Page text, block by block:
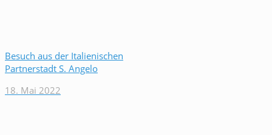
Besuch aus der Italienischen
Partnerstadt S. Angelo
18. Mai 2022